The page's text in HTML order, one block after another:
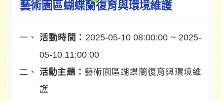
藝術園區蝴蝶蘭復育與環境維護
活動時間： 2025-05-10 08:00:00 ~ 2025-
05-10 11:00:00
活動主題： 藝術園區蝴蝶蘭復育與環境維
護